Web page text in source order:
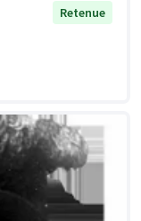
Retenue